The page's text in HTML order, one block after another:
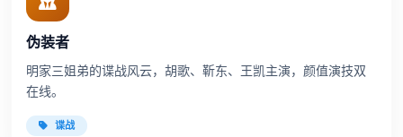
伪装者
明家三姐弟的谍战风云，胡歌、靳东、王凯主演，颜值演技双
在线。
谍战